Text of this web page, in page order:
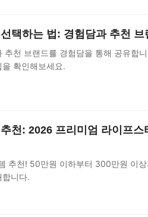
택하는 법: 경험담과 추천 브
추천 브랜드를 경험담을 통해 공유합
확인해보세요.
천: 2026 프리미엄 라이프스
추천! 50만원 이하부터 300만원 이상
니다.